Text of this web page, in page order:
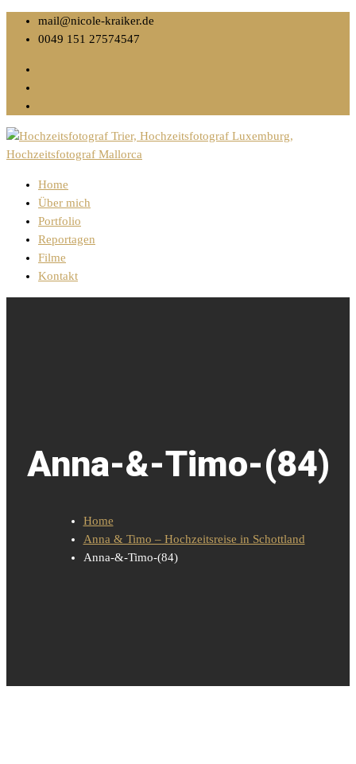
mail@nicole-kraiker.de
0049 151 27574547
Home
Über mich
Portfolio
Reportagen
Filme
Kontakt
Anna-&-Timo-(84)
Home
Anna & Timo – Hochzeitsreise in Schottland
Anna-&-Timo-(84)